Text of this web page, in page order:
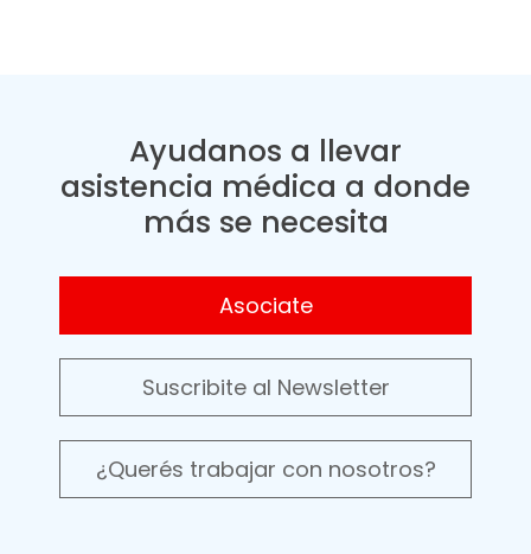
Ayudanos a llevar
asistencia médica a donde
más se necesita
Asociate
Suscribite al Newsletter
¿Querés trabajar con nosotros?